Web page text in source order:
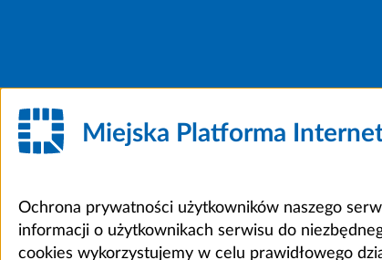
Miejska Platforma
Ochrona prywatności użytkowników naszego
informacji o użytkownikach serwisu do
cookies wykorzystujemy w celu prawidłowego